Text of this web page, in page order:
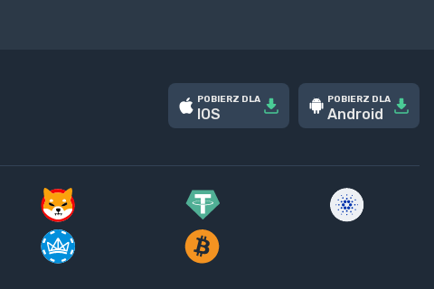
POBIERZ DLA
IOS
POBIERZ DLA
Android